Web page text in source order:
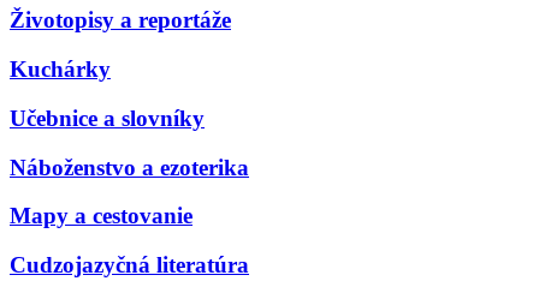
Životopisy a reportáže
Kuchárky
Učebnice a slovníky
Náboženstvo a ezoterika
Mapy a cestovanie
Cudzojazyčná literatúra